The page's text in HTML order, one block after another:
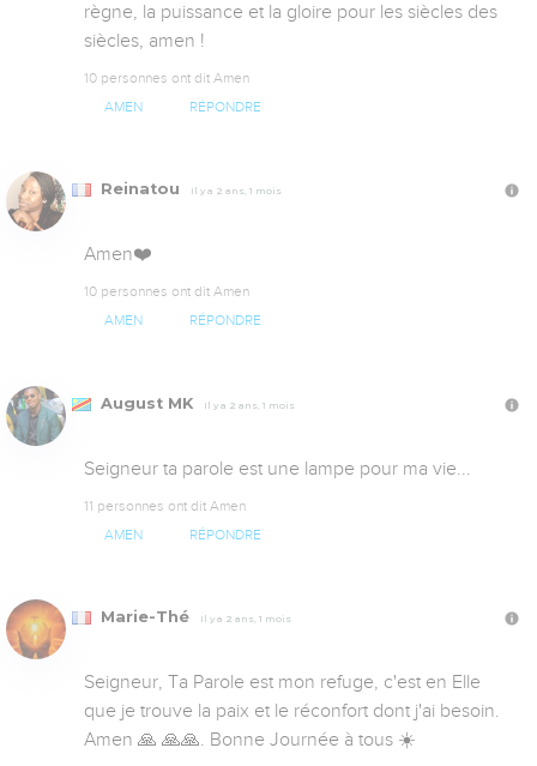
règne, la puissance et la gloire pour les siècles des
siècles, amen !
10 personnes ont dit Amen
AMEN RÉPONDRE
Reinatou Il y a 2 ans, 1 mois
Amen❤️
10 personnes ont dit Amen
AMEN RÉPONDRE
August MK Il y a 2 ans, 1 mois
Seigneur ta parole est une lampe pour ma vie...
11 personnes ont dit Amen
AMEN RÉPONDRE
Marie-Thé Il y a 2 ans, 1 mois
Seigneur, Ta Parole est mon refuge, c'est en Elle
que je trouve la paix et le réconfort dont j'ai besoin.
Amen 🙏 🙏🙏. Bonne Journée à tous ☀️